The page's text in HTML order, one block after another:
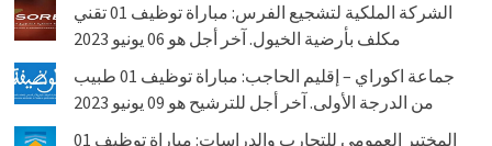
الشركة الملكية لتشجيع الفرس: مباراة توظيف 01 تقني
مكلف بأرضية الخيول. آخر أجل هو 06 يونيو 2023
جماعة اكوراي – إقليم الحاجب: مباراة توظيف 01 طبيب
من الدرجة الأولى. آخر أجل للترشيح هو 09 يونيو 2023
المختبر العمومي للتجارب والدراسات: مباراة توظيف 01